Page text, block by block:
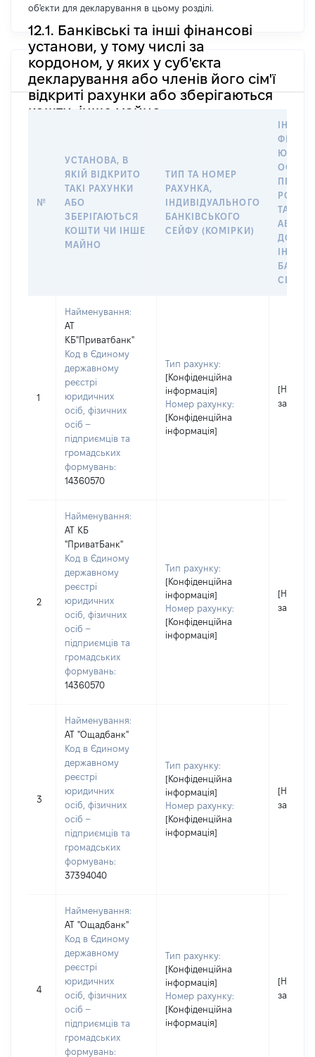
об'єкти для декларування в цьому розділі.
12.1. Банківські та інші фінансові
установи, у тому числі за
кордоном, у яких у суб'єкта
декларування або членів його сім'ї
відкриті рахунки або зберігаються
кошти, інше майно
№
УСТАНОВА, В
ЯКІЙ ВІДКРИТО
ТАКІ РАХУНКИ
АБО
ЗБЕРІГАЮТЬСЯ
КОШТИ ЧИ ІНШЕ
МАЙНО
ТИП ТА НОМЕР
РАХУНКА,
ІНДИВІДУАЛЬНОГО
БАНКІВСЬКОГО
СЕЙФУ (КОМІРКИ)
ПРАВО
ТАКИМ
АБО
ДО
СЕЙФУ
1
Найменування:
АТ
КБ"Приватбанк"
Код в Єдиному
державному
реєстрі
юридичних
осіб, фізичних
осіб –
підприємців та
громадських
формувань:
14360570
Тип рахунку:
[Конфіденційна
інформація]
Номер рахунку:
[Конфіденційна
інформація]
[Не
2
Найменування:
АТ КБ
"ПриватБанк"
Код в Єдиному
державному
реєстрі
юридичних
осіб, фізичних
осіб –
підприємців та
громадських
формувань:
14360570
Тип рахунку:
[Конфіденційна
інформація]
Номер рахунку:
[Конфіденційна
інформація]
[Не
3
Найменування:
АТ "Ощадбанк"
Код в Єдиному
державному
реєстрі
юридичних
осіб, фізичних
осіб –
підприємців та
громадських
формувань:
37394040
Тип рахунку:
[Конфіденційна
інформація]
Номер рахунку:
[Конфіденційна
інформація]
[Не
4
Найменування:
АТ "Ощадбанк"
Код в Єдиному
державному
реєстрі
юридичних
осіб, фізичних
осіб –
підприємців та
громадських
формувань:
Тип рахунку:
[Конфіденційна
інформація]
Номер рахунку:
[Конфіденційна
інформація]
[Не